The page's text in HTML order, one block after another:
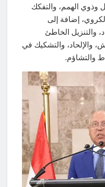
وذوي الهمم، والتفكك
إضافة إلى
والتنزيل الخاطئ
والإلحاد، والتشكيك في
والتشاؤم.